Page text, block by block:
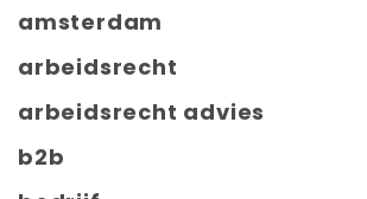
amsterdam
arbeidsrecht
arbeidsrecht advies
b2b